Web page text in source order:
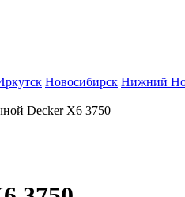
Новосибирск Нижний
Decker X6 3750